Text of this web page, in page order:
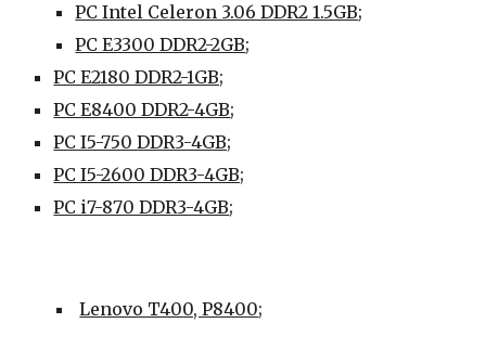
PC Intel Celeron 3.06 DDR2 1.5GB;
PC E3300 DDR2-2GB;
PC E2180 DDR2-1GB;
PC E8400 DDR2-4GB;
PC I5-750 DDR3-4GB;
PC I5-2600 DDR3-4GB;
PC i7-870 DDR3-4GB;
Lenovo T400, P8400;